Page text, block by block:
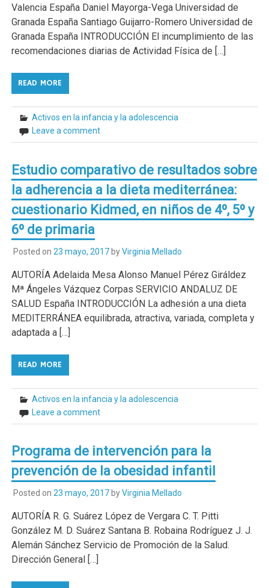
Valencia España Daniel Mayorga-Vega Universidad de
Granada España Santiago Guijarro-Romero Universidad de
Granada España INTRODUCCIÓN El incumplimiento de las
recomendaciones diarias de Actividad Física de […]
READ MORE
Activos en la infancia y la adolescencia
Leave a comment
Estudio comparativo de resultados sobre
la adherencia a la dieta mediterránea:
cuestionario Kidmed, en niños de 4º, 5º y
6º de primaria
Posted on 23 mayo, 2017byVirginia Mellado
AUTORÍA Adelaida Mesa Alonso Manuel Pérez Giráldez
Mª Ángeles Vázquez Corpas SERVICIO ANDALUZ DE
SALUD España INTRODUCCIÓN La adhesión a una dieta
MEDITERRÁNEA equilibrada, atractiva, variada, completa y
adaptada a […]
READ MORE
Activos en la infancia y la adolescencia
Leave a comment
Programa de intervención para la
prevención de la obesidad infantil
Posted on 23 mayo, 2017byVirginia Mellado
AUTORÍA R. G. Suárez López de Vergara C. T. Pitti
González M. D. Suárez Santana B. Robaina Rodríguez J. J.
Alemán Sánchez Servicio de Promoción de la Salud.
Dirección General […]